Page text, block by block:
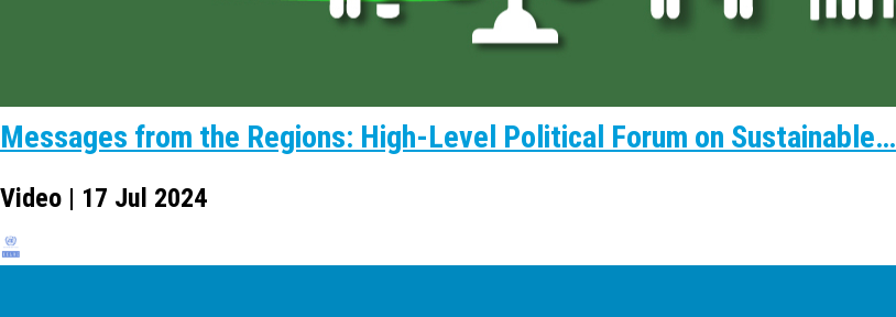
Messages from the Regions: High-Level Political Forum on Sustainable…
Video | 17 Jul 2024